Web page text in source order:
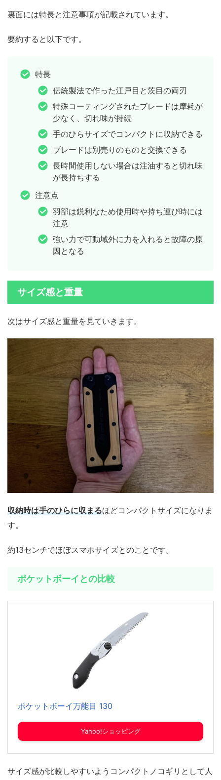
裏面には特長と注意事項が記載されています。
要約すると以下です。
特長
伝統製法で作った江戸目と茨目の両刃
特殊コーティングされたブレードは摩耗が
少なく、切れ味が持続
手のひらサイズでコンパクトに収納できる
ブレードは別売りのものと交換できる
長時間使用しない場合は注油すると切れ味
が長持ちする
注意点
羽部は鋭利なため使用時や持ち運び時には
注意
強い力で可動域外に力を入れると故障の原
因となる
サイズ感と重量
次はサイズ感と重量を見ていきます。
収納時は手のひらに収まるほどコンパクトサイズになりま
す。
約13センチでほぼスマホサイズとのことです。
ポケットボーイとの比較
ポケットボーイ万能目 130
Yahoo!ショッピング
サイズ感が比較しやすいようコンパクトノコギリとして人